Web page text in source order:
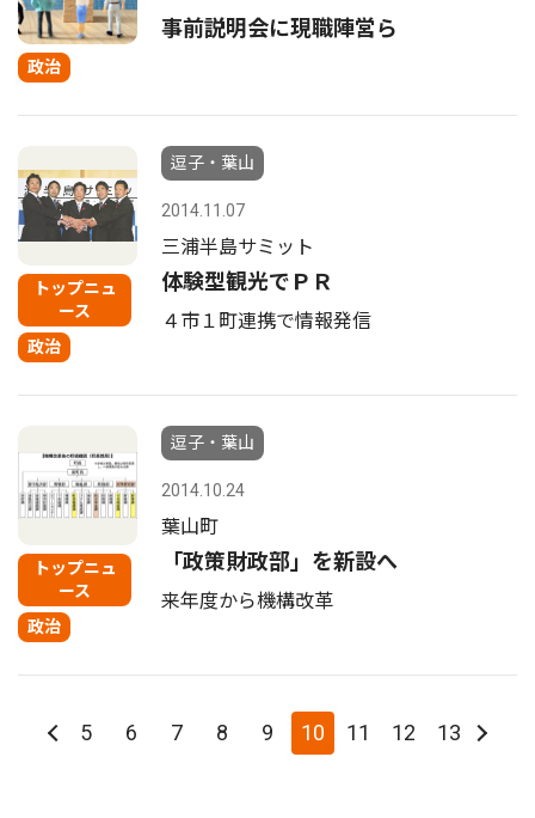
政治
事前説明会に現職陣営ら
トップニュ
ース
政治
逗子・葉山
2014.11.07
三浦半島サミット
体験型観光でＰＲ
４市１町連携で情報発信
トップニュ
ース
政治
逗子・葉山
2014.10.24
葉山町
「政策財政部」を新設へ
来年度から機構改革
5 6 7 8 9 10 11 12 13